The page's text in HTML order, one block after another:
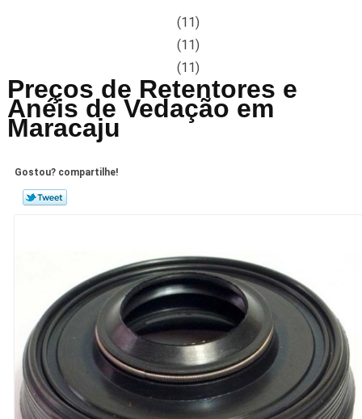
(11)
(11)
(11)
Preços de Retentores e
Anéis de Vedação em
Maracaju
Gostou? compartilhe!